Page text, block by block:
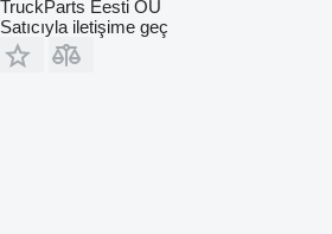
TruckParts Eesti OÜ
Satıcıyla iletişime geç